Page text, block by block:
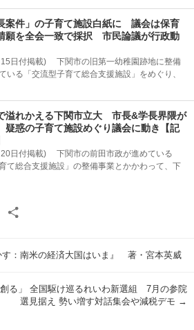
案件」の子育て施設白紙に 議会は保育
願を全会一致で採択 市民論議が行政動
日付掲載) 下関市の旧第一幼稚園跡地に整備
いる「交流型子育て総合支援施設」をめぐり、
溢れかえる下関市立大 市長&学長界隈が
惑の子育て施設めぐり議会に動き【記
日付掲載) 下関市の前田市政が進めている
育て総合支援施設」の整備事業とかかわって、下
Email
す：南米の経済大国はいま』 著・宮本英威
創る」 全国駆け巡るれいわ新選組 7月の参院
選見据え 勢い増す対話集会や減税デモ →